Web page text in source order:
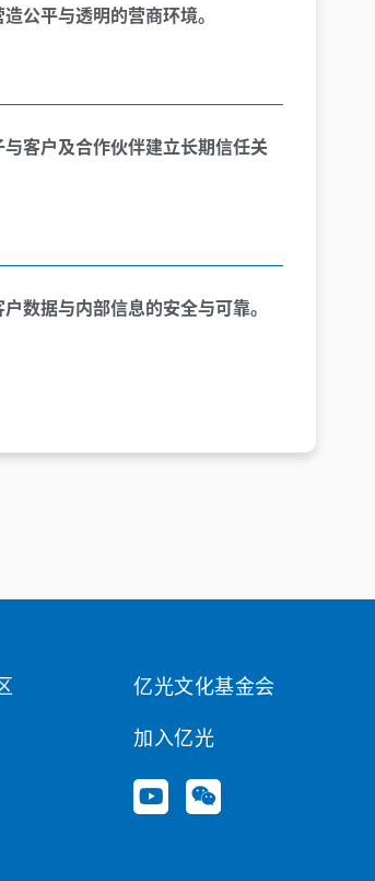
公平与透明的营商环境。
客户及合作伙伴建立长期信任关
数据与内部信息的安全与可靠。
亿光文化基金会
加入亿光
Y
o
W
e